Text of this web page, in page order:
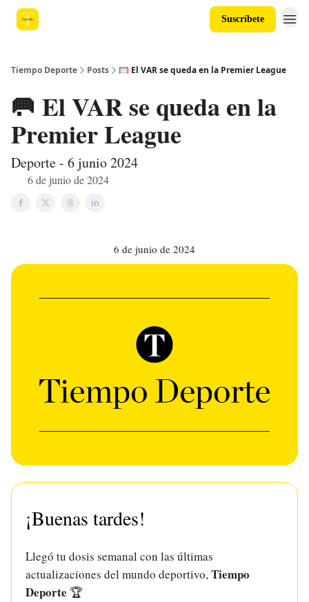
Suscríbete
Tiempo Deporte Posts 🥅 El VAR se queda en la Premier League
🥅 El VAR se queda en la
Premier League
Deporte - 6 junio 2024
6 de junio de 2024
6 de junio de 2024
¡Buenas tardes!
Llegó tu dosis semanal con las últimas
actualizaciones del mundo deportivo,Tiempo
Deporte 🏆